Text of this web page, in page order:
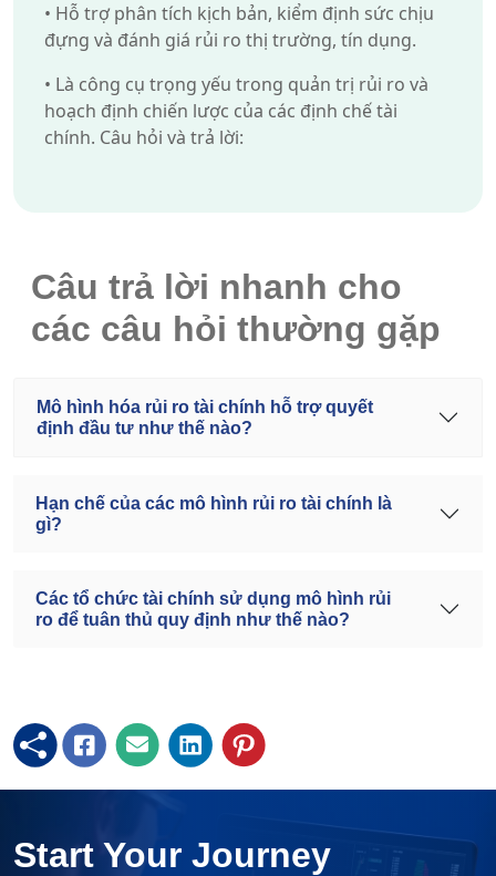
• Hỗ trợ phân tích kịch bản, kiểm định sức chịu
đựng và đánh giá rủi ro thị trường, tín dụng.
• Là công cụ trọng yếu trong quản trị rủi ro và
hoạch định chiến lược của các định chế tài
chính. Câu hỏi và trả lời:
Câu trả lời nhanh cho
các câu hỏi thường gặp
Mô hình hóa rủi ro tài chính hỗ trợ quyết
định đầu tư như thế nào?
Hạn chế của các mô hình rủi ro tài chính là
gì?
Các tổ chức tài chính sử dụng mô hình rủi
ro để tuân thủ quy định như thế nào?
Start Your Journey